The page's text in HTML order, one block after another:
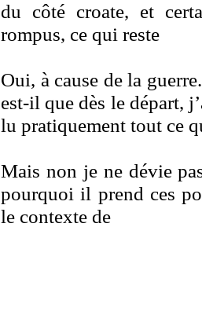
du côté croate, et
rompus, ce qui reste
Oui, à cause de la
est-il que dès le départ,
lu pratiquement tout ce
Mais non je ne dévie
pourquoi il prend ces
le contexte de